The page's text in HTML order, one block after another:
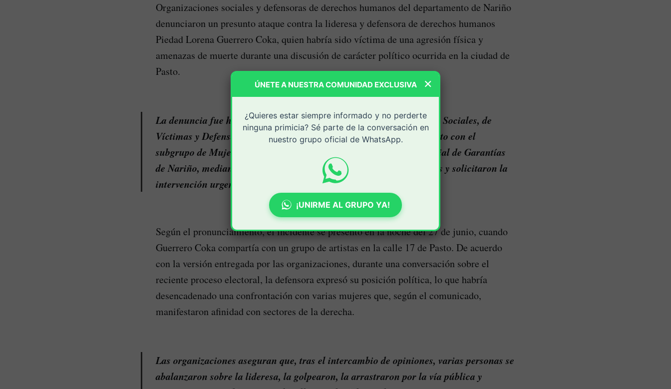
Organizaciones sociales y defensoras de derechos humanos del departamento de Nariño
denunciaron un presunto ataque contra la lideresa y defensora de derechos humanos
Piedad Lorena Guerrero Coka, quien habría sido víctima de una agresión física y
amenazas de muerte durante una discusión de carácter político ocurrida en la ciudad de
Pasto.
La denuncia fue hecha pública por la Plataforma de Organizaciones Sociales, de
Víctimas y Defensa de Derechos Humanos de Nariño, POSVDH, junto con el
subgrupo de Mujer, Género y Personas OSEIGD de la Mesa Territorial de Garantías
de Nariño, mediante un comunicado en el que rechazaron los hechos y solicitaron la
intervención urgente de las autoridades judiciales y de protección.
Según el pronunciamiento, el incidente se presentó en la noche del 27 de junio, cuando
Guerrero Coka compartía con un grupo de artistas en la calle 17 de Pasto. De acuerdo
con la versión entregada por las organizaciones, durante una conversación sobre el
reciente proceso electoral, la defensora expresó su posición política, lo que habría
desencadenado una confrontación con varias mujeres que, según el comunicado,
manifestaron afinidad con sectores de la derecha.
Las organizaciones aseguran que, tras el intercambio de opiniones, varias personas se
abalanzaron sobre la lideresa, la golpearon, la arrastraron por la vía pública y
×
ÚNETE A NUESTRA COMUNIDAD EXCLUSIVA
¿Quieres estar siempre informado y no perderte
ninguna primicia? Sé parte de la conversación en
nuestro grupo oficial de WhatsApp.
¡UNIRME AL GRUPO YA!